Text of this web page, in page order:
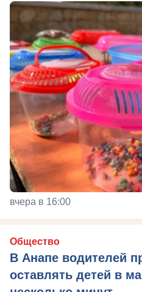
вчера в 16:00
Общество
В Анапе водителей
оставлять детей в